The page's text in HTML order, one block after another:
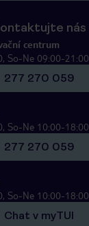
nás
centrum
So-Ne 09:00-21:00
277 270 059
So-Ne 10:00-18:00
277 270 059
So-Ne 10:00-18:00
Chat v myTUI